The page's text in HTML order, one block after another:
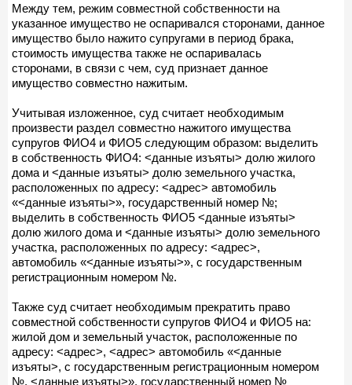
Между тем, режим совместной собственности на
указанное имущество не оспаривался сторонами, данное
имущество было нажито супругами в период брака,
стоимость имущества также не оспаривалась
сторонами, в связи с чем, суд признает данное
имущество совместно нажитым.
Учитывая изложенное, суд считает необходимым
произвести раздел совместно нажитого имущества
супругов ФИО4 и ФИО5 следующим образом: выделить
в собственность ФИО4: <данные изъяты> долю жилого
дома и <данные изъяты> долю земельного участка,
расположенных по адресу: <адрес> автомобиль
«<данные изъяты>», государственный номер №;
выделить в собственность ФИО5 <данные изъяты>
долю жилого дома и <данные изъяты> долю земельного
участка, расположенных по адресу: <адрес>,
автомобиль «<данные изъяты>», с государственным
регистрационным номером №.
Также суд считает необходимым прекратить право
совместной собственности супругов ФИО4 и ФИО5 на:
жилой дом и земельный участок, расположенные по
адресу: <адрес>, <адрес> автомобиль «<данные
изъяты>, с государственным регистрационным номером
№, <данные изъяты>», государственный номер №